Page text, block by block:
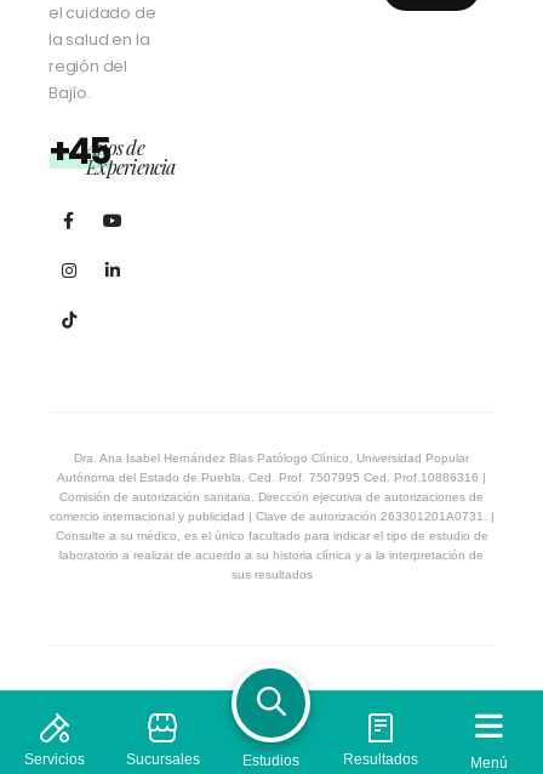
el cuidado de
la salud en la
región del
Bajío.
+45Años de
Experiencia
Dra. Ana Isabel Hernández Blas Patólogo Clínico, Universidad Popular
Autónoma del Estado de Puebla. Ced. Prof. 7507995 Ced. Prof.10886316 |
Comisión de autorización sanitaria. Dirección ejecutiva de autorizaciones de
comercio internacional y publicidad | Clave de autorización 263301201A0731. |
Consulte a su médico, es el único facultado para indicar el tipo de estudio de
laboratorio a realizar de acuerdo a su historia clínica y a la interpretación de
sus resultados
© 2026 Laboratorio Proquimed. Derechos Reservados
Privacidad
Términos & Condiciones
Servicios Sucursales Estudios Resultados Menú